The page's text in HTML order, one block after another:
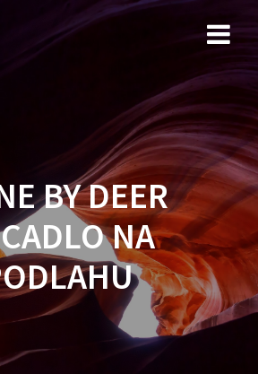
Przejdź
do
BY DEER
NA